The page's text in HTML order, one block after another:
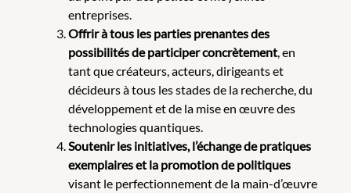
entreprises.
Offrir à tous les parties prenantes des
possibilités de participer concrètement, en
tant que créateurs, acteurs, dirigeants et
décideurs à tous les stades de la recherche, du
développement et de la mise en œuvre des
technologies quantiques.
Soutenir les initiatives, l’échange de pratiques
exemplaires et la promotion de politiques
visant le perfectionnement de la main-d’œuvre